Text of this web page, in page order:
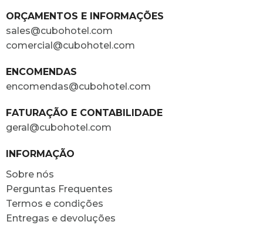
ORÇAMENTOS E INFORMAÇÕES
sales@cubohotel.com
comercial@cubohotel.com
ENCOMENDAS
encomendas@cubohotel.com
FATURAÇÃO E CONTABILIDADE
geral@cubohotel.com
INFORMAÇÃO
Sobre nós
Perguntas Frequentes
Termos e condições
Entregas e devoluções